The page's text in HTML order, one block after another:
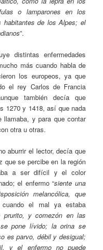
o lamparones en los
habitantes de los Alpes; el
”.
distintas enfermedades
más cuando habla de
los europeos, ya que
el rey Carlos de Francia
también decía que
1270 y 1418, así que nada
y para que contar
otra u otras.
aburrir el lector, decía que
que se percibe en la región
a ser difícil y el color
el enfermo “siente una
melancólica, que
cuando el mal ya estaba
prurito, y comezón en las
pone lívido; la orina se
es parvo, débil y desigual;
y el enfermo no puede